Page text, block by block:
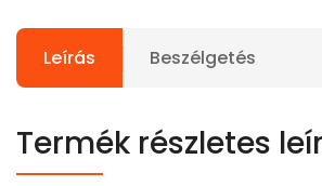
Leírás Beszélgetés
Termék részletes